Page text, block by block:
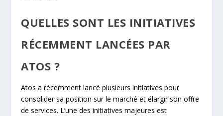
QUELLES SONT LES INITIATIVES
RÉCEMMENT LANCÉES PAR
ATOS ?
Atos a récemment lancé plusieurs initiatives pour
consolider sa position sur le marché et élargir son offre
de services. L’une des initiatives majeures est